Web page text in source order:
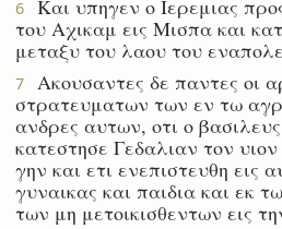
6
Και υπηγεν ο Ιερεμιας
του Αχικαμ εις Μισπα και
μεταξυ του λαου του
7
Ακουσαντες δε παντες οι
στρατευματων των εν τω
ανδρες αυτων, οτι ο
κατεστησε Γεδαλιαν τον
γην και ετι ενεπιστευθη εις
γυναικας και παιδια και εκ
των μη μετοικισθεντων εις